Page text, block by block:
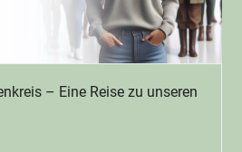
– Eine Reise zu unseren